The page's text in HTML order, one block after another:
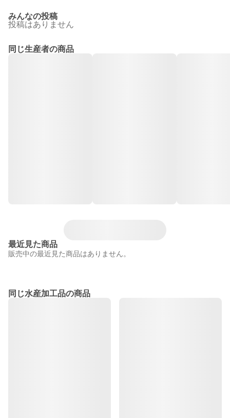
みんなの投稿
投稿はありません
同じ生産者の商品
最近見た商品
販売中の最近見た商品はありません。
同じ水産加工品の商品